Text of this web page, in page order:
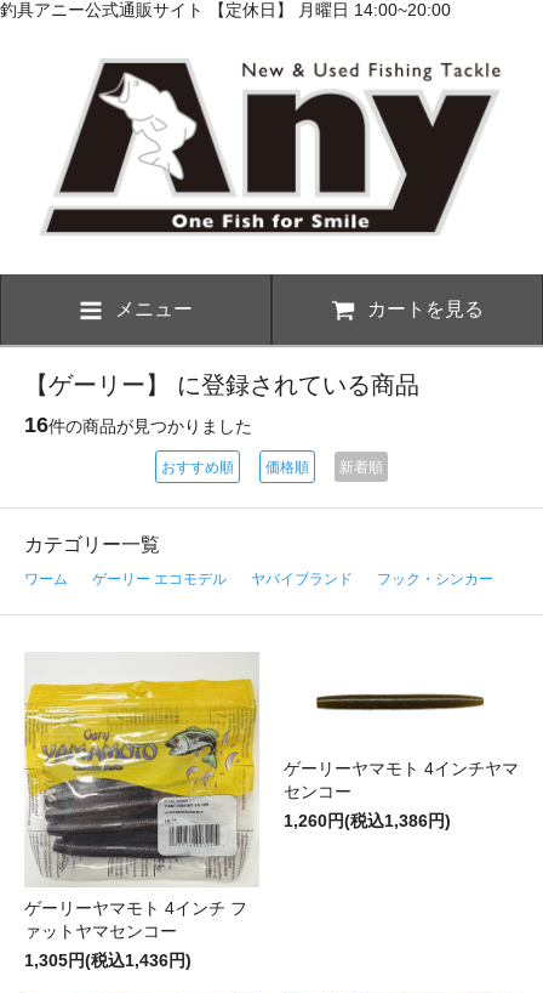
釣具アニー公式通販サイト 【定休日】 月曜日 14:00~20:00
メニュー カートを見る
【ゲーリー】 に登録されている商品
16件の商品が見つかりました
おすすめ順 価格順 新着順
カテゴリー一覧
ワーム ゲーリー エコモデル ヤバイブランド フック・シンカー
ゲーリーヤマモト 4インチ フ
ァットヤマセンコー
1,305円(税込1,436円)
ゲーリーヤマモト 4インチヤマ
センコー
1,260円(税込1,386円)